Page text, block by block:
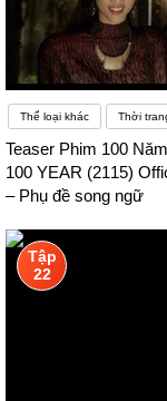
Thể loại khác Thời
Teaser Phim 100
100 YEAR (2115)
– Phụ đề song ngữ
Tập
22